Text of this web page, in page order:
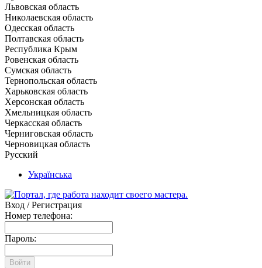
Львовская область
Николаевская область
Одесская область
Полтавская область
Республика Крым
Ровенская область
Сумская область
Тернопольская область
Харьковская область
Херсонская область
Хмельницкая область
Черкасская область
Черниговская область
Черновицкая область
Русский
Українська
Вход / Регистрация
Номер телефона:
Пароль:
Войти